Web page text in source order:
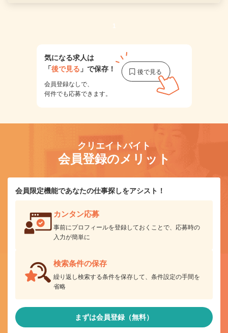
1
気になる求人は
「後で見る 」で保存！
会員登録なしで、
何件でも応募できます。
クリエイトバイト
会員登録のメリット
会員限定機能であなたの仕事探しをアシスト！
カンタン応募
事前にプロフィールを登録しておくことで、応募時の
入力が簡単に
検索条件の保存
繰り返し検索する条件を保存して、条件設定の手間を
省略
まずは会員登録（無料）